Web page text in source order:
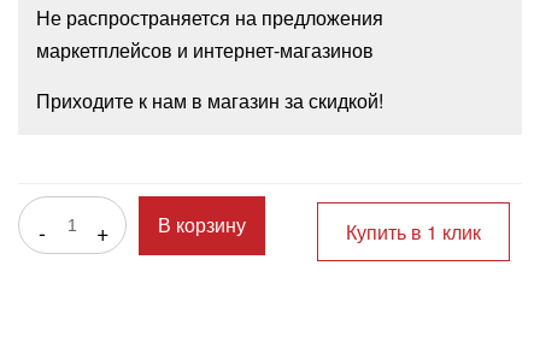
Не распространяется на предложения
маркетплейсов и интернет-магазинов
Приходите к нам в магазин за скидкой!
- + В корзину Купить в 1 клик